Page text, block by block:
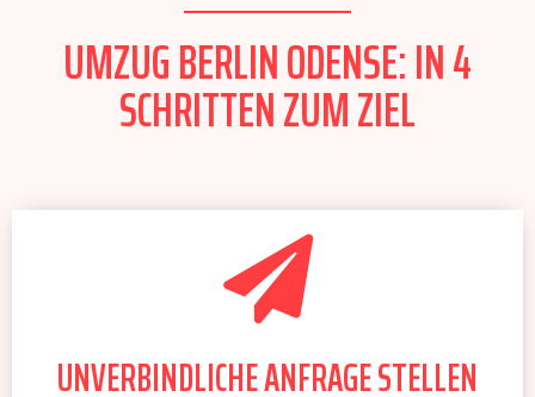
UMZUG BERLIN ODENSE: IN 4
SCHRITTEN ZUM ZIEL
UNVERBINDLICHE ANFRAGE STELLEN